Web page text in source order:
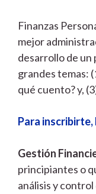
Finanzas
mejor
desarrollo de
grandes temas:
qué cuento? y,
Para inscribirte,
Gestión
principiantes o
análisis y